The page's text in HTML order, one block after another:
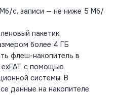
с, записи — не ниже 5 Мб/
пакетик.
более 4 ГБ
флеш-накопитель в
с помощью
системы. В
данные на накопителе